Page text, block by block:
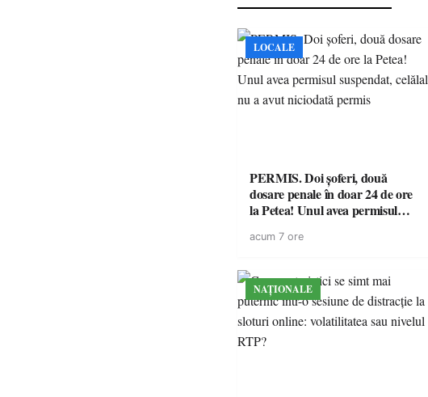
LOCALE
PERMIS. Doi șoferi, două
dosare penale în doar 24 de ore
la Petea! Unul avea permisul
niciodată permis
acum 7 ore
NAȚIONALE